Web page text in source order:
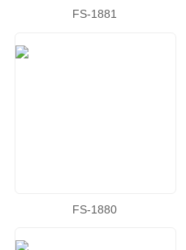
FS-1881
FS-1880